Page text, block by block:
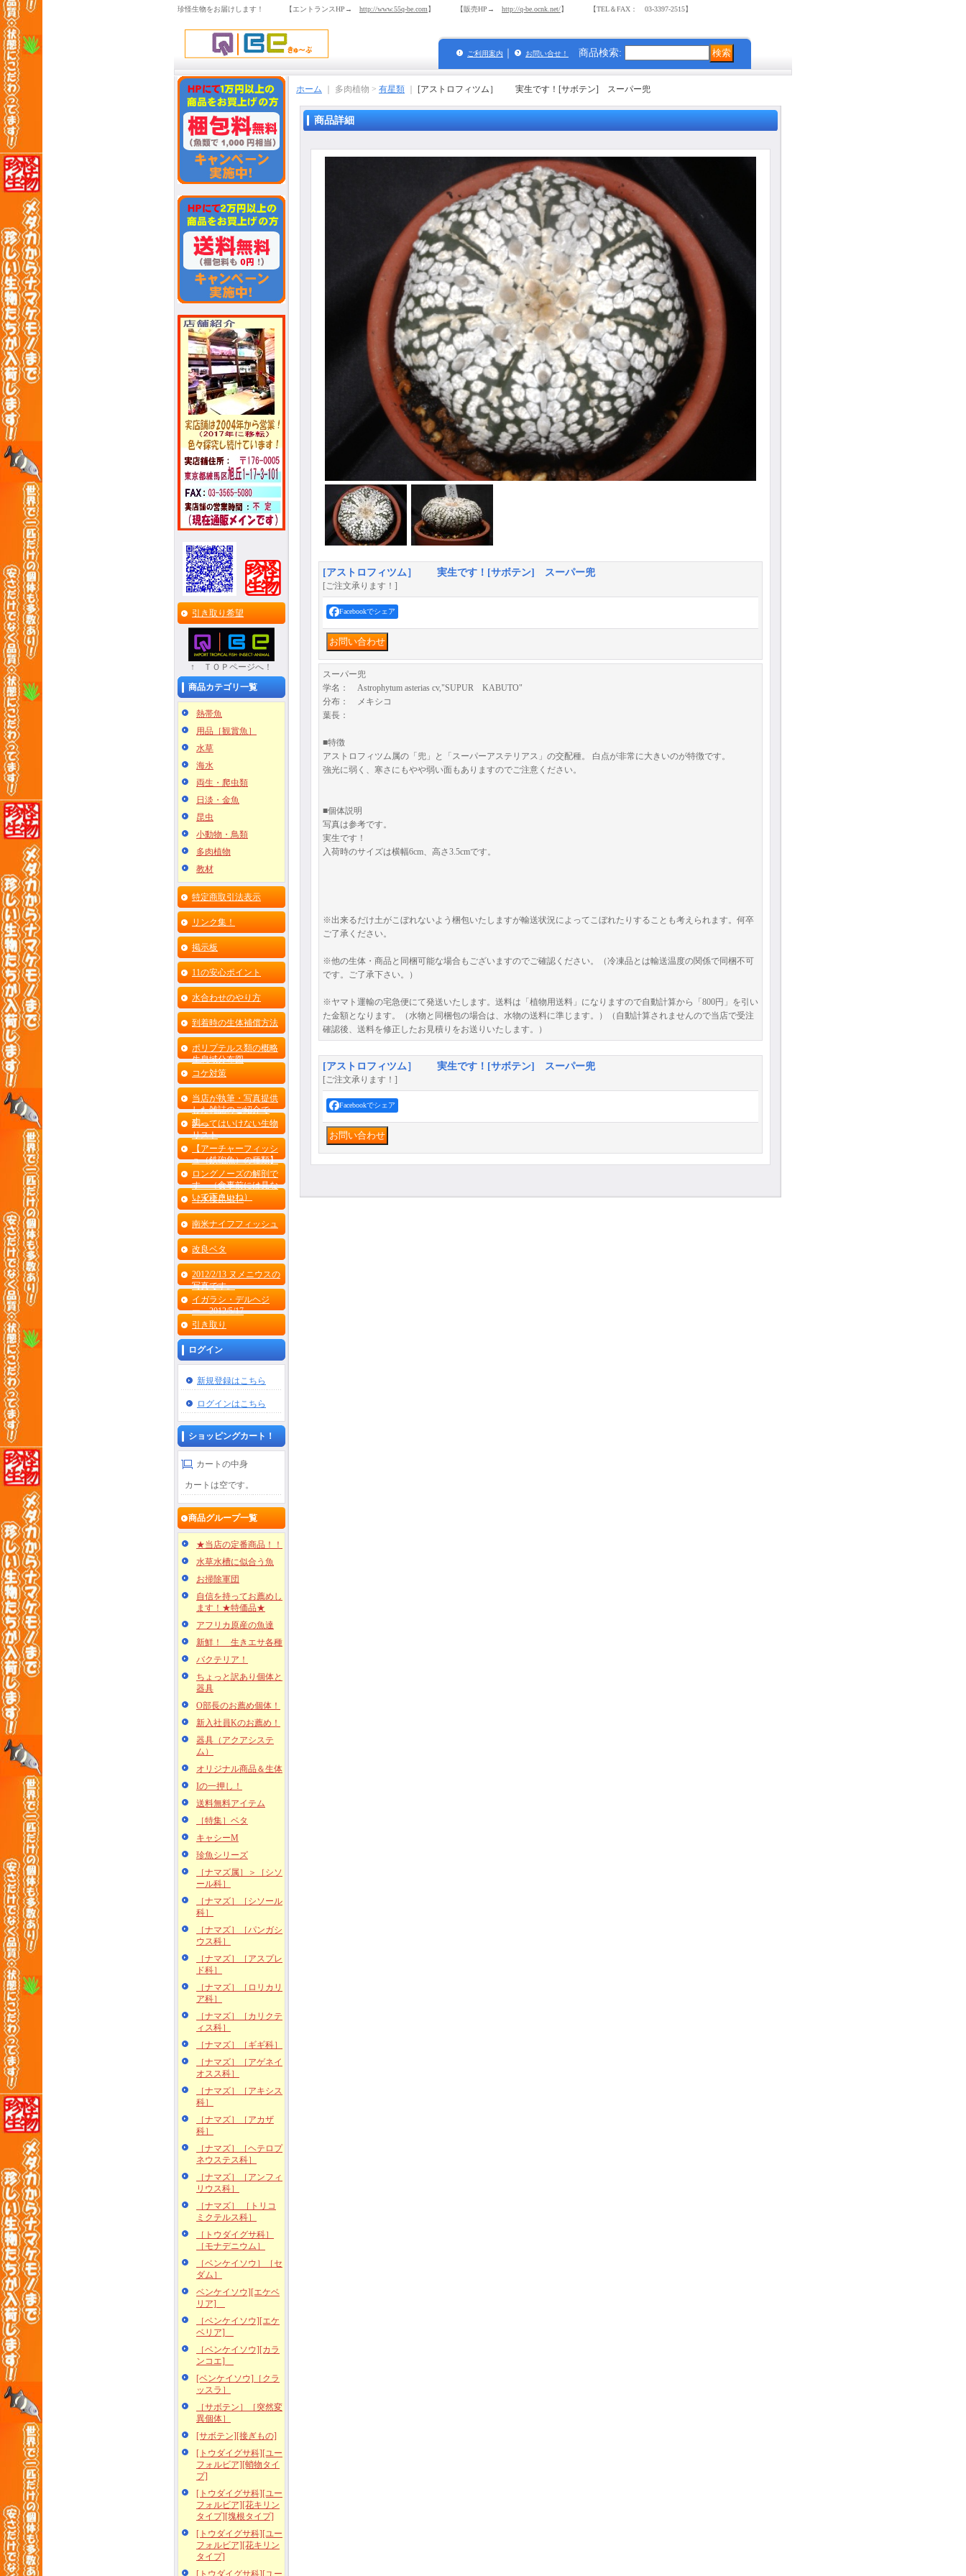
珍怪生物をお届けします！ 【エントランスHP→ http://www.55q-be.com】 【販売HP→ http://q-be.ocnk.net/】 【TEL＆FAX： 03-3397-2515】
ご利用案内 お問い合せ！ 商品検索:
引き取り希望
↑ ＴＯＰページへ！
商品カテゴリ一覧
熱帯魚
用品［観賞魚］
水草
海水
両生・爬虫類
日淡・金魚
昆虫
小動物・鳥類
多肉植物
教材
特定商取引法表示
リンク集！
掲示板
11の安心ポイント
水合わせのやり方
到着時の生体補償方法
ポリプテルス類の概略
生息域分布図
コケ対策
当店が執筆・写真提供
した雑誌のご紹介で
す。
飼ってはいけない生物
リスト
【アーチャーフィッシ
ュ（鉄砲魚）の種類】
ロングノーズの解剖で
す （食事前には見な
いで下さいね）
［水棲昆虫］
南米ナイフフィッシュ
改良ベタ
2012/2/13 ヌメニウスの
写真です。
イガラシ・デルヘジ
ー 2012/5/17
引き取り
ログイン
新規登録はこちら
ログインはこちら
ショッピングカート！
カートの中身
カートは空です。
商品グループ一覧
★当店の定番商品！！
水草水槽に似合う魚
お掃除軍団
自信を持ってお薦めし
ます！★特価品★
アフリカ原産の魚達
新鮮！ 生きエサ各種
バクテリア！
ちょっと訳あり個体と
器具
O部長のお薦め個体！
新入社員Kのお薦め！
器具（アクアシステ
ム）
オリジナル商品＆生体
Iの一押し！
送料無料アイテム
［特集］ベタ
キャシーM
珍魚シリーズ
［ナマズ属］＞［シソ
ール科］
［ナマズ］［シソール
科］
［ナマズ］［パンガシ
ウス科］
［ナマズ］［アスプレ
ド科］
［ナマズ］［ロリカリ
ア科］
［ナマズ］［カリクテ
ィス科］
［ナマズ］［ギギ科］
［ナマズ］［アゲネイ
オスス科］
［ナマズ］［アキシス
科］
［ナマズ］［アカザ
科］
［ナマズ］［ヘテロプ
ネウステス科］
［ナマズ］［アンフィ
リウス科］
［ナマズ］ ［トリコ
ミクテルス科］
［トウダイグサ科］
［モナデニウム］
［ベンケイソウ］［セ
ダム］
ベンケイソウ][エケベ
リア]
［ベンケイソウ][エケ
ベリア]
［ベンケイソウ][カラ
ンコエ]
[ベンケイソウ]［クラ
ッスラ］
［サボテン］［突然変
異個体］
[サボテン][接ぎもの]
[トウダイグサ科][ユー
フォルビア][蛸物タイ
プ]
[トウダイグサ科][ユー
フォルビア][花キリン
タイプ][塊根タイプ]
[トウダイグサ科][ユー
フォルビア][花キリン
タイプ]
[トウダイグサ科][ユー
ホーム ｜ 多肉植物 > 有星類 [アストロフィツム］ 実生です！[サボテン] スーパー兜
商品詳細
[アストロフィツム］ 実生です！[サボテン] スーパー兜
[ご注文承ります！]
Facebookでシェア
スーパー兜
学名： Astrophytum asterias cv,"SUPUR KABUTO"
分布： メキシコ
葉長：
■特徴
アストロフィツム属の「兜」と「スーパーアステリアス」の交配種。 白点が非常に大きいのが特徴です。
強光に弱く、寒さにもやや弱い面もありますのでご注意ください。
■個体説明
写真は参考です。
実生です！
入荷時のサイズは横幅6cm、高さ3.5cmです。
※出来るだけ土がこぼれないよう梱包いたしますが輸送状況によってこぼれたりすることも考えられます。何卒
ご了承ください。
※他の生体・商品と同梱可能な場合もございますのでご確認ください。（冷凍品とは輸送温度の関係で同梱不可
です。ご了承下さい。）
※ヤマト運輸の宅急便にて発送いたします。送料は「植物用送料」になりますので自動計算から「800円」を引い
た金額となります。（水物と同梱包の場合は、水物の送料に準じます。）（自動計算されませんので当店で受注
確認後、送料を修正したお見積りをお送りいたします。）
[アストロフィツム］ 実生です！[サボテン] スーパー兜
[ご注文承ります！]
Facebookでシェア